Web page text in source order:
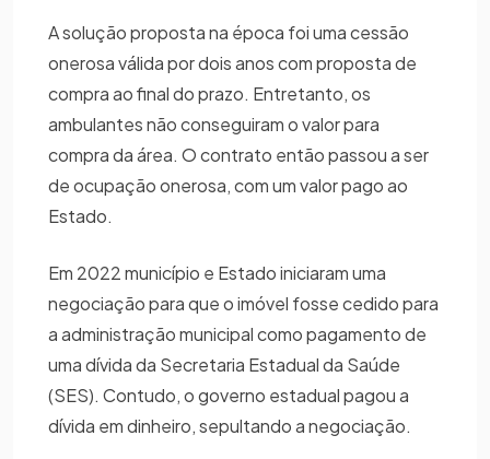
A solução proposta na época foi uma cessão
onerosa válida por dois anos com proposta de
compra ao final do prazo. Entretanto, os
ambulantes não conseguiram o valor para
compra da área. O contrato então passou a ser
de ocupação onerosa, com um valor pago ao
Estado.
Em 2022 município e Estado iniciaram uma
negociação para que o imóvel fosse cedido para
a administração municipal como pagamento de
uma dívida da Secretaria Estadual da Saúde
(SES). Contudo, o governo estadual pagou a
dívida em dinheiro, sepultando a negociação.